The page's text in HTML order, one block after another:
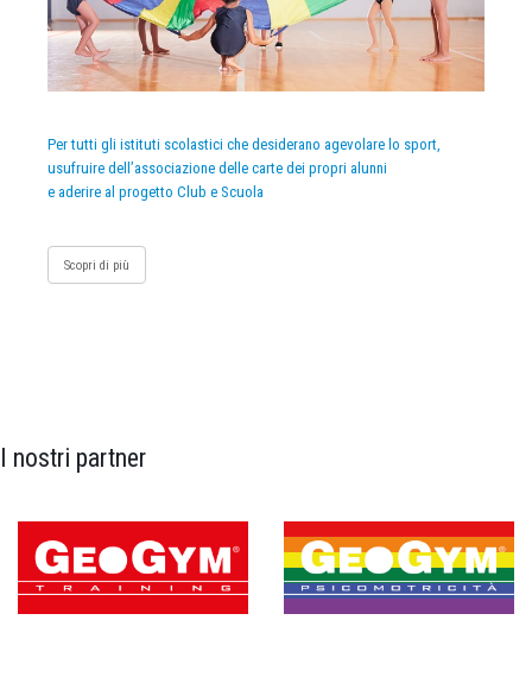
Per tutti gli istituti scolastici che desiderano agevolare lo sport,
usufruire dell’associazione delle carte dei propri alunni
e aderire al progetto Club e Scuola
Scopri di più
I nostri partner